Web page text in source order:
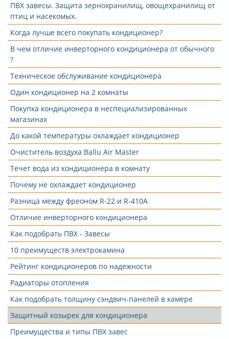
ПВХ завесы. Защита зернохранилищ, овощехранилищ от
птиц и насекомых.
Когда лучше всего покупать кондиционер?
В чем отличие инверторного кондиционера от обычного
?
Техническое обслуживание кондиционера
Один кондиционер на 2 комнаты
Покупка кондиционера в неспециализированных
магазинах
До какой температуры охлаждает кондиционер
Очиститель воздуха Ballu Air Master
Течет вода из кондиционера в комнату
Почему не охлаждает кондиционер
Разница между фреоном R-22 и R-410A
Отличие инверторного кондиционера
Как подобрать ПВХ - Завесы
10 преимуществ электрокамина
Рейтинг кондиционеров по надежности
Радиаторы отопления
Как подобрать толщину сэндвич-панелей в камере
Защитный козырек для кондиционера
Преимущества и типы ПВХ завес